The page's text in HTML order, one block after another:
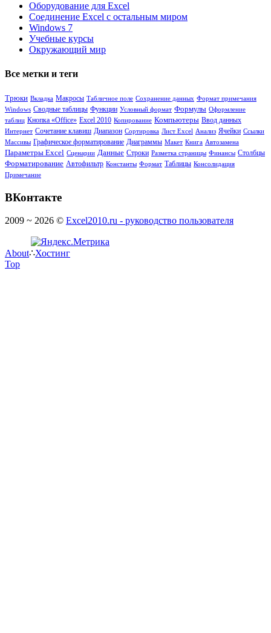
Оборудование для Excel
Соединение Excel с остальным миром
Windows 7
Учебные курсы
Окружающий мир
Все метки и теги
Трюки Вкладка Макросы Табличное поле Сохранение данных Формат примечания
Windows Сводные таблицы Функции Условный формат Формулы Оформление
таблиц Кнопка «Office» Excel 2010 Копирование Компьютеры Ввод данных
Интернет Сочетание клавиш Диапазон Сортировка Лист Excel Анализ Ячейки Ссылки
Массивы Графическое форматирование Диаграммы Макет Книга Автозамена
Параметры Excel Сценарии Данные Строки Разметка страницы Финансы Столбцы
Форматирование Автофильтр Константы Формат Таблицы Консолидация
Примечание
ВКонтакте
2009 ~ 2026 © Excel2010.ru - руководство пользователя
About∴Хостинг
Top